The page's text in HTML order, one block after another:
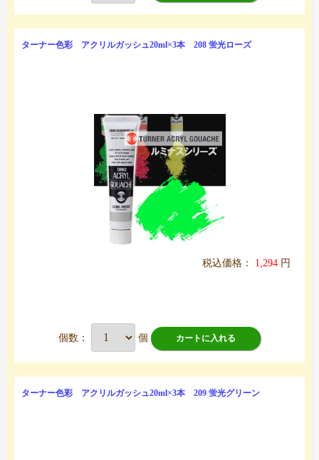
ターナー色彩 アクリルガッシュ20ml×3本 208 蛍光ローズ
税込価格： 1,294 円
個数： 個 カートに入れる
ターナー色彩 アクリルガッシュ20ml×3本 209 蛍光グリーン